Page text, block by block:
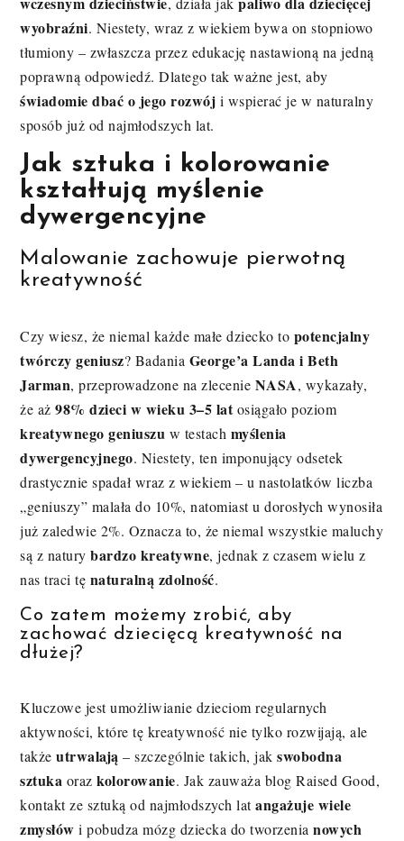
wyobraźni. Niestety, wraz z wiekiem bywa on stopniowo
tłumiony – zwłaszcza przez edukację nastawioną na jedną
poprawną odpowiedź. Dlatego tak ważne jest, aby
świadomie dbać o jego rozwój i wspierać je w naturalny
sposób już od najmłodszych lat.
Jak sztuka i kolorowanie
kształtują myślenie
dywergencyjne
Malowanie zachowuje pierwotną
kreatywność
Czy wiesz, że niemal każde małe dziecko to potencjalny
twórczy geniusz? Badania George’a Landa i Beth
Jarman, przeprowadzone na zlecenie NASA, wykazały,
że aż98% dzieci w wieku 3–5 latosiągało poziom
kreatywnego geniuszu w testach myślenia
dywergencyjnego. Niestety, ten imponujący odsetek
drastycznie spadał wraz z wiekiem – u nastolatków liczba
„geniuszy” malała do 10%, natomiast u dorosłych wynosiła
już zaledwie 2%. Oznacza to, że niemal wszystkie maluchy
są z naturybardzo kreatywne, jednak z czasem wielu z
nas traci tę naturalną zdolność.
Co zatem możemy zrobić, aby
zachować dziecięcą kreatywność na
dłużej?
Kluczowe jest umożliwianie dzieciom regularnych
aktywności, które tę kreatywność nie tylko rozwijają, ale
takżeutrwalają – szczególnie takich, jakswobodna
sztuka orazkolorowanie. Jak zauważa blog Raised Good,
kontakt ze sztuką od najmłodszych latangażuje wiele
zmysłów i pobudza mózg dziecka do tworzenianowych